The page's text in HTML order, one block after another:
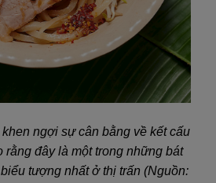
ngợi sự cân bằng về kết cấu
rằng đây là một trong những bát
tượng nhất ở thị trấn (Nguồn: